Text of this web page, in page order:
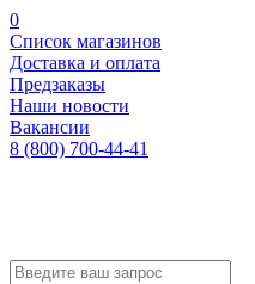
0
Список магазинов
Доставка и оплата
Предзаказы
Наши новости
Вакансии
8 (800) 700-44-41